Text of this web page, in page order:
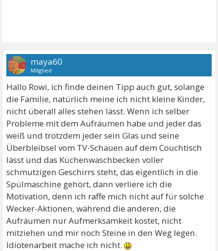
maya60
Mitglied
Hallo Rowi, ich finde deinen Tipp auch gut, solange
die Familie, natürlich meine ich nicht kleine Kinder,
nicht überall alles stehen lässt. Wenn ich selber
Probleme mit dem Aufräumen habe und jeder das
weiß und trotzdem jeder sein Glas und seine
Überbleibsel vom TV-Schauen auf dem Couchtisch
lässt und das Küchenwaschbecken voller
schmutzigen Geschirrs steht, das eigentlich in die
Spülmaschine gehört, dann verliere ich die
Motivation, denn ich raffe mich nicht auf für solche
Wecker-Aktionen, während die anderen, die
Aufräumen nur Aufmerksamkeit kostet, nicht
mitziehen und mir noch Steine in den Weg legen.
Idiotenarbeit mache ich nicht.